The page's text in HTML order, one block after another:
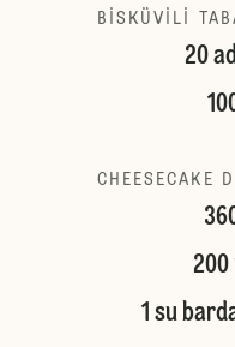
BISKÜVILI
20
CHEESECAKE
200
1 su